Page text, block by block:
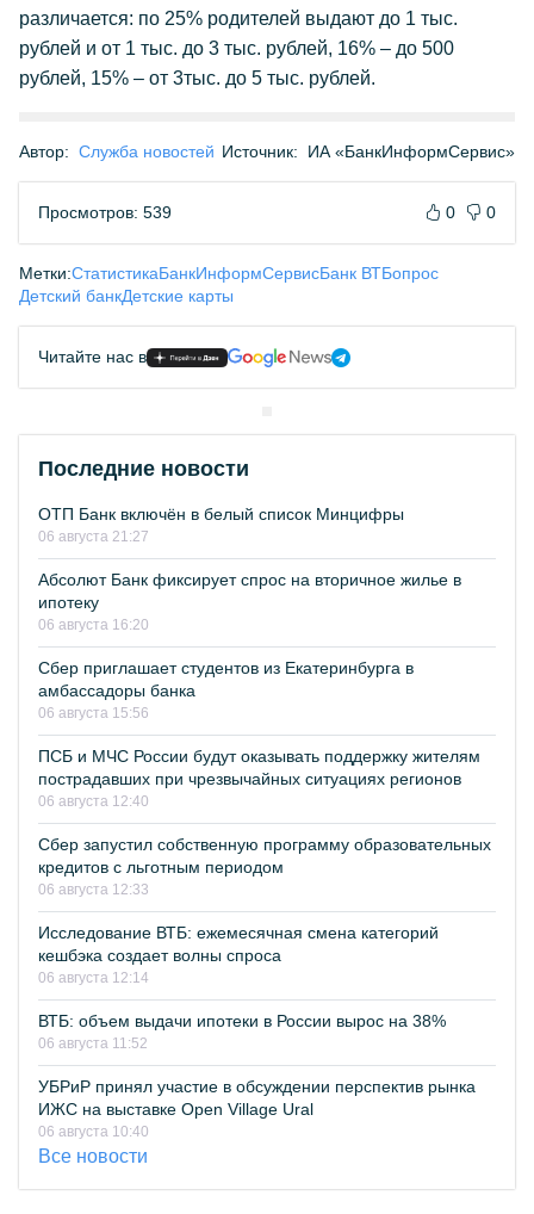
различается: по 25% родителей выдают до 1 тыс.
рублей и от 1 тыс. до 3 тыс. рублей, 16% – до 500
рублей, 15% – от 3тыс. до 5 тыс. рублей.
Автор: Служба новостей Источник: ИА «БанкИнформСервис»
Просмотров: 539 0 0
Метки:СтатистикаБанкИнформСервисБанк ВТБопрос
Детский банкДетские карты
Читайте нас в
Последние новости
ОТП Банк включён в белый список Минцифры
06 августа 21:27
Абсолют Банк фиксирует спрос на вторичное жилье в
ипотеку
06 августа 16:20
Сбер приглашает студентов из Екатеринбурга в
амбассадоры банка
06 августа 15:56
ПСБ и МЧС России будут оказывать поддержку жителям
пострадавших при чрезвычайных ситуациях регионов
06 августа 12:40
Сбер запустил собственную программу образовательных
кредитов с льготным периодом
06 августа 12:33
Исследование ВТБ: ежемесячная смена категорий
кешбэка создает волны спроса
06 августа 12:14
ВТБ: объем выдачи ипотеки в России вырос на 38%
06 августа 11:52
УБРиР принял участие в обсуждении перспектив рынка
ИЖС на выставке Open Village Ural
06 августа 10:40
Все новости